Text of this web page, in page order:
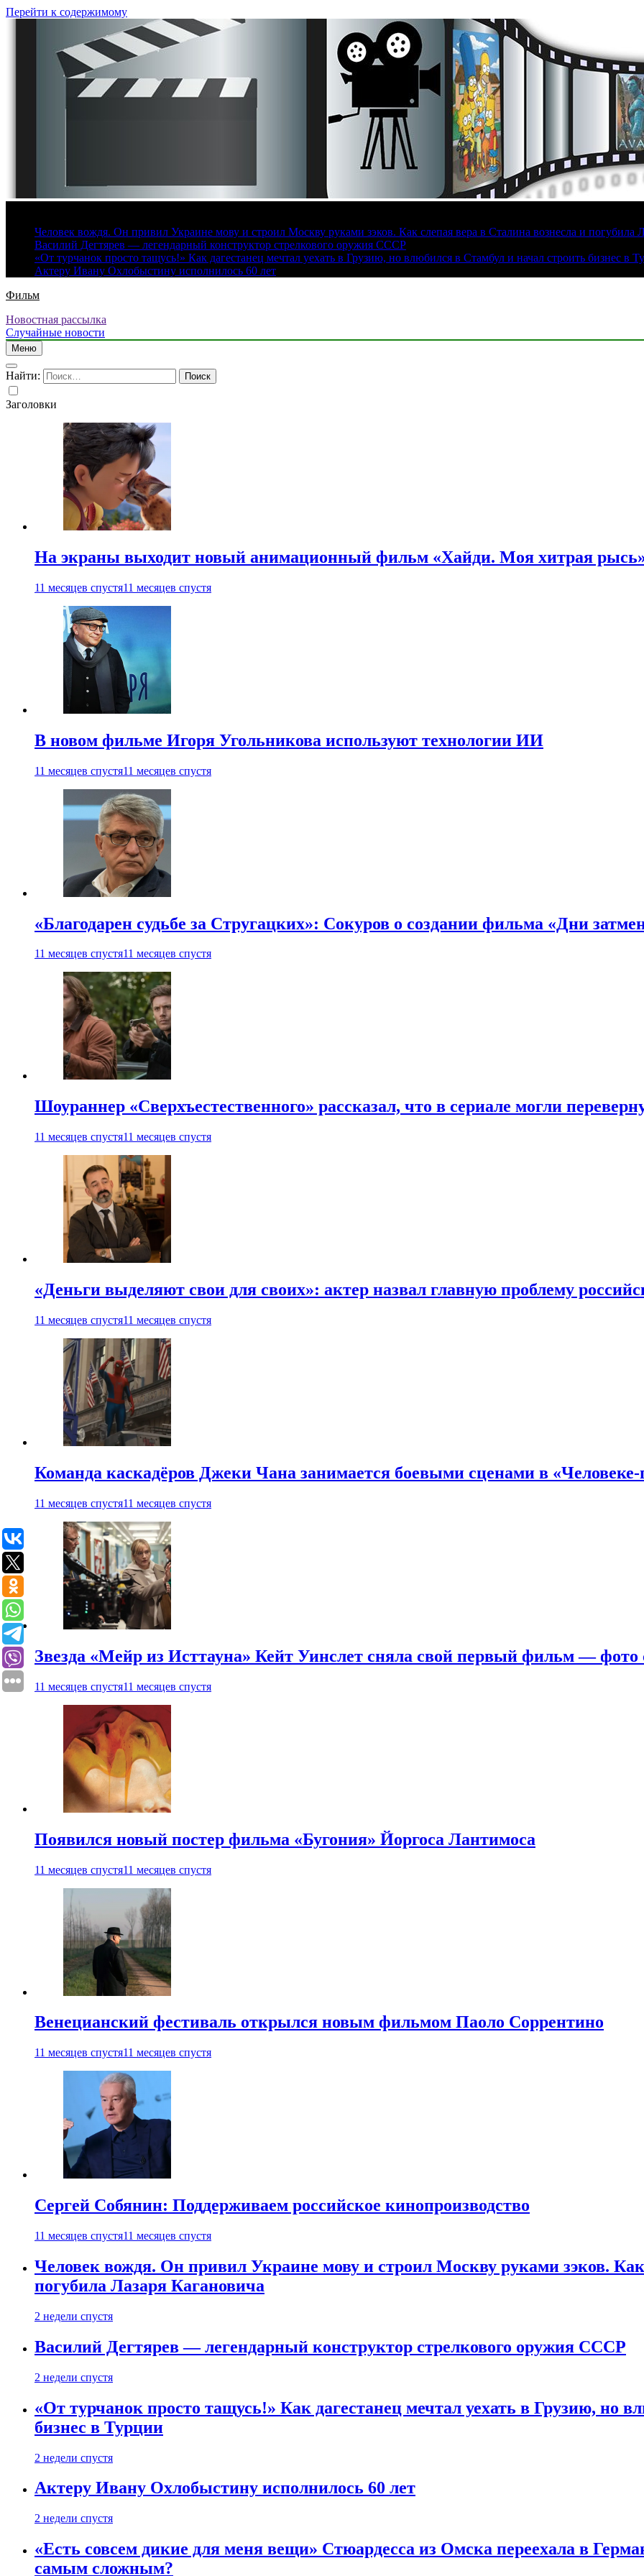
Перейти к содержимому
Человек вождя. Он привил Украине мову и строил Москву руками зэков. Как слепая вера в Сталина вознесла и погубила
Василий Дегтярев — легендарный конструктор стрелкового оружия СССР
«От турчанок просто тащусь!» Как дагестанец мечтал уехать в Грузию, но влюбился в Стамбул и начал строить бизнес в
Актеру Ивану Охлобыстину исполнилось 60 лет
Фильм
Новостная рассылка
Случайные новости
Меню
Найти:
Заголовки
На экраны выходит новый анимационный фильм «Хайди. Моя хитрая
11 месяцев спустя11 месяцев спустя
В новом фильме Игоря Угольникова используют технологии ИИ
11 месяцев спустя11 месяцев спустя
«Благодарен судьбе за Стругацких»: Сокуров о создании фильма «Дни
11 месяцев спустя11 месяцев спустя
Шоураннер «Сверхъестественного» рассказал, что в сериале могли
11 месяцев спустя11 месяцев спустя
«Деньги выделяют свои для своих»: актер назвал главную проблему
11 месяцев спустя11 месяцев спустя
Команда каскадёров Джеки Чана занимается боевыми сценами в «Человеке-
11 месяцев спустя11 месяцев спустя
Звезда «Мейр из Исттауна» Кейт Уинслет сняла свой первый фильм — фото
11 месяцев спустя11 месяцев спустя
Появился новый постер фильма «Бугония» Йоргоса Лантимоса
11 месяцев спустя11 месяцев спустя
Венецианский фестиваль открылся новым фильмом Паоло Соррентино
11 месяцев спустя11 месяцев спустя
Сергей Собянин: Поддерживаем российское кинопроизводство
11 месяцев спустя11 месяцев спустя
Человек вождя. Он привил Украине мову и строил Москву руками зэков.
погубила Лазаря Кагановича
2 недели спустя
Василий Дегтярев — легендарный конструктор стрелкового оружия СССР
2 недели спустя
«От турчанок просто тащусь!» Как дагестанец мечтал уехать в Грузию, но
бизнес в Турции
2 недели спустя
Актеру Ивану Охлобыстину исполнилось 60 лет
2 недели спустя
«Есть совсем дикие для меня вещи» Стюардесса из Омска переехала в
самым сложным?